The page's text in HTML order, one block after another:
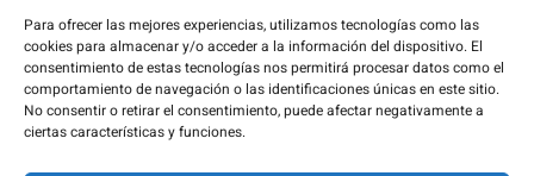
Para ofrecer las mejores experiencias, utilizamos tecnologías como las
cookies para almacenar y/o acceder a la información del dispositivo. El
consentimiento de estas tecnologías nos permitirá procesar datos como el
comportamiento de navegación o las identificaciones únicas en este sitio.
No consentir o retirar el consentimiento, puede afectar negativamente a
ciertas características y funciones.